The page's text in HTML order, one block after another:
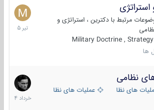
مرتبط با دکترین ، استراتژی و
Military Doctrine ,
27
تیر
1405
نظامی
های نظامی ایرانعملیات های نظامی خارجی
5
خرداد
1404